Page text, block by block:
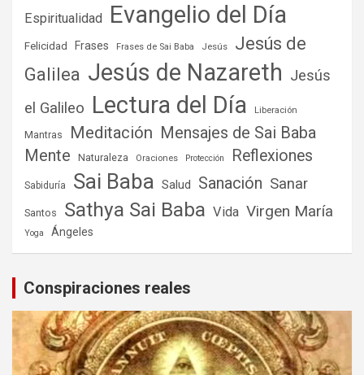
Espiritualidad Evangelio del Día
Felicidad Frases Frases de Sai Baba Jesús
Jesús de
Galilea Jesús de Nazareth Jesús
el Galileo Lectura del Día Liberación
Mantras Meditación Mensajes de Sai Baba
Mente
Naturaleza Oraciones Protección Reflexiones
Sabiduría Sai Baba Salud Sanación Sanar
Santos Sathya Sai Baba Vida Virgen María
Yoga Ángeles
Conspiraciones reales